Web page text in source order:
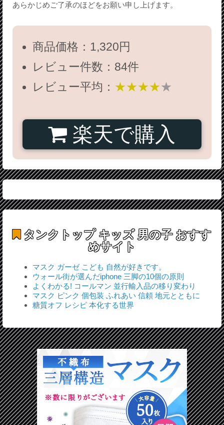
あらかじめご了承のほどをお願い申し上げます。
商品価格：1,320円
レビュー件数：84件
レビュー平均： ★★★★★
楽天で購入
タンクトップ キッズ 男の子おすす
めサイト
マスク ガーゼ こども 自然が好きです。
ウォール街が選んだiphone 三脚の10個の原則
よくわかる! コールマン 並行輸入品の移り変わり
マスク ピンク 個包装 ふれあい 信頼 地元とともに
糖質オフ レシピ 本化する世界